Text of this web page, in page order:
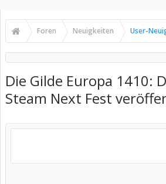
Foren Neuigkeiten User-
Die Gilde Europa 1410:
Steam Next Fest